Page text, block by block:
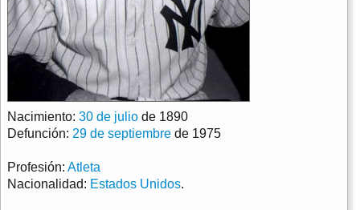
Nacimiento: 30 de julio de 1890
Defunción: 29 de septiembre de 1975
Profesión: Atleta
Nacionalidad: Estados Unidos.